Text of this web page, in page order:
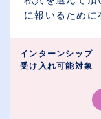
に報いるために
インターンシップ
受け入れ可能対象